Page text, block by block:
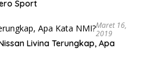
Sport
Maret 16,
2019
Livina Terungkap, Apa